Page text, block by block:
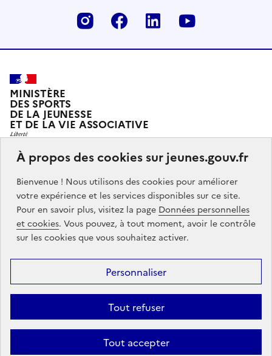
InstagramFacebookLinkedin
MINISTÈRE
DES SPORTS
DE LA JEUNESSE
ET DE LA VIE ASSOCIATIVE
les politiques de jeunesse du Ministère des sports, de
la jeunesse et de la vie associative.
Partners
info.gouv.fr service-public.gouv.fr legifrance.gouv.fr
data.gouv.fr
Mentions légales Accessibilité : partiellement conforme
Données
Sauf mention contraire, tous les contenus de ce site sont sous
À propos des cookies sur jeunes.gouv.fr
Bienvenue ! Nous utilisons des cookies pour améliorer
votre expérience et les services disponibles sur ce site.
Pour en savoir plus, visitez la page Données personnelles
et cookies. Vous pouvez, à tout moment, avoir le contrôle
sur les cookies que vous souhaitez activer.
Tout accepter
Tout refuser
Personnaliser